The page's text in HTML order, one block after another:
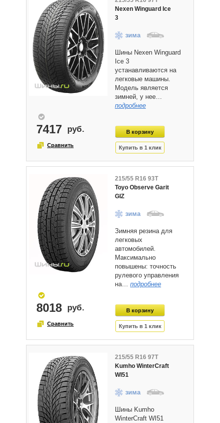
Nexen Winguard Ice
3
зима
Шины Nexen Winguard
Ice 3
устанавливаются на
легковые машины.
Модель является
зимней, у нее…
подробнее
7417
215/55 R16 93T
Toyo Observe Garit
GIZ
зима
Зимняя резина для
легковых
автомобилей.
Максимально
повышены: точность
рулевого управления
на… подробнее
8018
215/55 R16 97T
Kumho WinterCraft
WI51
зима
Шины Kumho
WinterCraft WI51